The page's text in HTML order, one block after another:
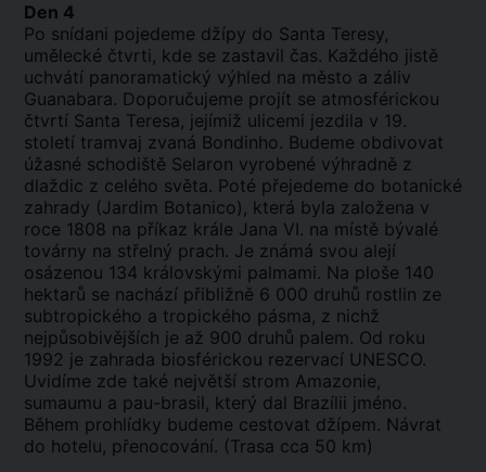
Den 4
Po snídani pojedeme džípy do Santa Teresy,
umělecké čtvrti, kde se zastavil čas. Každého jistě
uchvátí panoramatický výhled na město a záliv
Guanabara. Doporučujeme projít se atmosférickou
čtvrtí Santa Teresa, jejímiž ulicemi jezdila v 19.
století tramvaj zvaná Bondinho. Budeme obdivovat
úžasné schodiště Selaron vyrobené výhradně z
dlaždic z celého světa. Poté přejedeme do botanické
zahrady (Jardim Botanico), která byla založena v
roce 1808 na příkaz krále Jana VI. na místě bývalé
továrny na střelný prach. Je známá svou alejí
osázenou 134 královskými palmami. Na ploše 140
hektarů se nachází přibližně 6 000 druhů rostlin ze
subtropického a tropického pásma, z nichž
nejpůsobivějších je až 900 druhů palem. Od roku
1992 je zahrada biosférickou rezervací UNESCO.
Uvidíme zde také největší strom Amazonie,
sumaumu a pau-brasil, který dal Brazílii jméno.
Během prohlídky budeme cestovat džípem. Návrat
do hotelu, přenocování. (Trasa cca 50 km)